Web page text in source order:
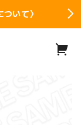
いて〉